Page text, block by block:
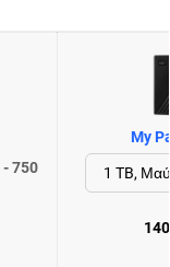
750
My